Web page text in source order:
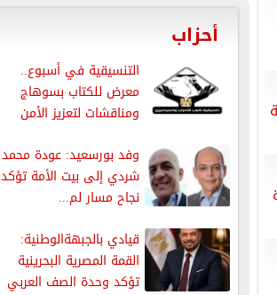
أحزاب
التنسيقية في أسبوع..
معرض للكتاب بسوهاج
ومناقشات لتعزيز الأمن
وفد بورسعيد: عودة محمد
شردي إلى بيت الأمة تؤكد
نجاح مسار لم...
قيادي بالجبهةالوطنية:
القمة المصرية البحرينية
تؤكد وحدة الصف العربي